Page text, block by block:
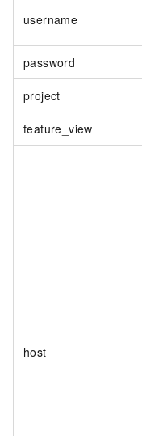
username
password
project
feature_view
host